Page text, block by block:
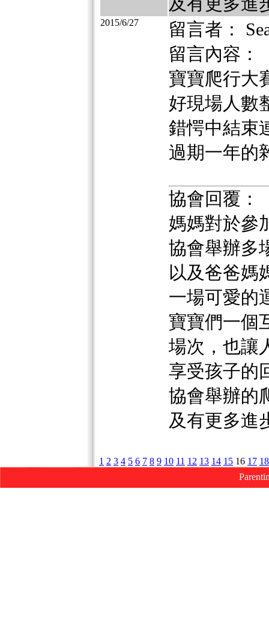
2015/6/27
留言者：
留言內容：
寶寶爬行大
好現場人數
錯愕中結束
過期一年的
協會回覆：
媽媽對於參
協會舉辦多
以及爸爸媽
一場可愛的
寶寶們一個
場次，也讓
享受孩子的
協會舉辦的
及有更多進
1 2 3 4 5 6 7 8 9 10 11 12 13 14 15 16 17 18